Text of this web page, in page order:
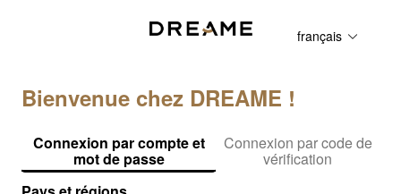
français
Bienvenue chez DREAME !
Connexion par compte et
mot de passe
Connexion par code de
vérification